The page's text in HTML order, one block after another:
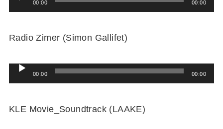
ー
00:00 00:00
Radio Zimer (Simon Gallifet)
声
00:00 00:00
KLE Movie_Soundtrack (LAAKE)